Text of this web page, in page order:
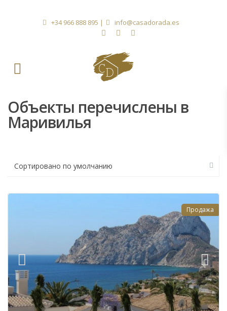
+34 966 888 895 | info@casadorada.es
Объекты перечислены в
Маривилья
Сортировано по умолчанию
Продажа